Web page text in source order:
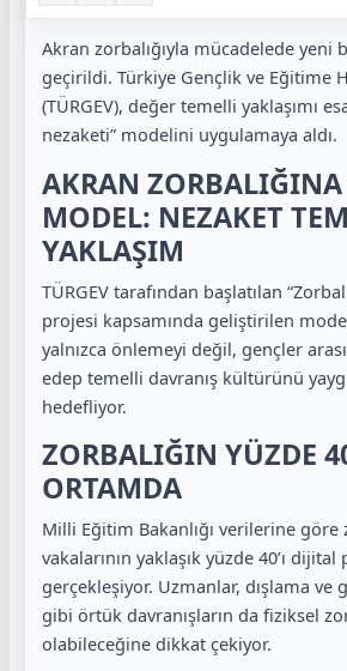
Akran zorbalığıyla mücadelede yeni
geçirildi. Türkiye Gençlik ve Eğitime
(TÜRGEV), değer temelli yaklaşımı
nezaketi” modelini uygulamaya aldı.
AKRAN
MODEL: NEZAKET
YAKLAŞIM
TÜRGEV tarafından başlatılan
projesi kapsamında geliştirilen
yalnızca önlemeyi değil, gençler
edep temelli davranış kültürünü
hedefliyor.
ZORBALIĞIN YÜZDE
ORTAMDA
Milli Eğitim Bakanlığı verilerine göre
vakalarının yaklaşık yüzde 40’ı
gerçekleşiyor. Uzmanlar, dışlama ve
gibi örtük davranışların da fiziksel
olabileceğine dikkat çekiyor.